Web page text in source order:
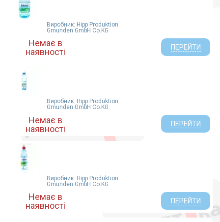
Виробник: Hipp Produktion
Gmunden GmbH Co.KG
Немає в
наявності
ПЕРЕЙТИ
Виробник: Hipp Produktion
Gmunden GmbH Co.KG
Немає в
наявності
ПЕРЕЙТИ
Виробник: Hipp Produktion
Gmunden GmbH Co.KG
Немає в
наявності
ПЕРЕЙТИ